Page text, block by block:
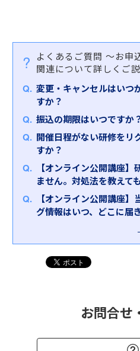
の中で小さな成功体験を
また、マニュアル作成で
理し、見える化・標準化
「ムリ」「ムダ」「ムラ
くことができます。その
「ＲＰＡ化（自動化）」
たします。
※インソース公開講座は
ます。
インソースオンライン公開
②現場に伝わるマニュア
現場に合った様式を考え
標準化スキルを習得しま
お客さまのご受講の目的
からお選びください。
業務改善・マニュアル作成
とはいえ「なかなか選べ
は、ぜひお気軽にお問合
詳細をヒアリングさせて
まにおすすめの研修を選
しい方
・いつのまにか計画が曖
本研修では、業務改善の
け、それぞれのポイント
改善を実行し成功させるた
す。ご自身の組織におけ
ップに沿って現状分析、
立案を行います。最後に
能な「業務改善企画書」
す。
・部署内の業務改善活動
管理職の方
・過去に業務改善活動が
・部門横断的な改善プロ
業務改善活動が上手くいか
め、実効性のある活動推
に投じる人的リソースの
ただきます。ワークでは
ける奮闘記を読んで、何
っかけとなって成功につ
議していただきます。
すすめします。
【対象者】
・管理職あるいは現場リ
【研修内容・特徴】
本研修では、人材が流動
効率化を図るための業務
きます。ただポイントを
キルに頼らない仕組みづ
を通して考えていくので
います。また、最後に自
ることで、働き方改革に
よくあるご質問 ～お申
関連について詳しくご
変更・キャンセルはいつ
すか？
振込の期限はいつですか
開催日程がない研修をリ
すか？
【オンライン公開講座
ません。対処法を教えて
【オンライン公開講座
グ情報はいつ、どこに届
お問合せ